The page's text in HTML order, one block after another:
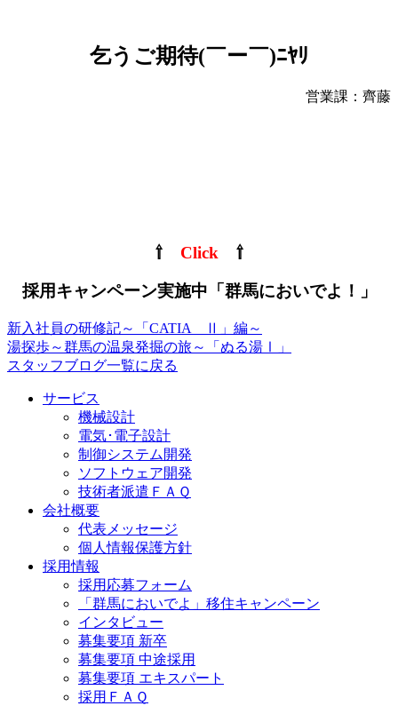
乞うご期待(￣ー￣)ﾆﾔﾘ
営業課：齊藤
⇧ Click⇧
採用キャンペーン実施中「群馬においでよ！」
新入社員の研修記～「CATIA Ⅱ」編～
湯探歩～群馬の温泉発掘の旅～「ぬる湯Ⅰ」
スタッフブログ一覧に戻る
サービス
機械設計
電気･電子設計
制御システム開発
ソフトウェア開発
技術者派遣ＦＡＱ
会社概要
代表メッセージ
個人情報保護方針
採用情報
採用応募フォーム
「群馬においでよ」移住キャンペーン
インタビュー
募集要項 新卒
募集要項 中途採用
募集要項 エキスパート
採用ＦＡＱ